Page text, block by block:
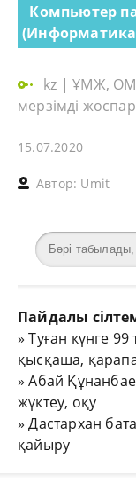
Компьютер
kz |ҰМЖ,
мерзімді жоспар
15.07.2020
Автор: Umit
Пайдалы
»Туған күнге 99
қысқаша,
»Абай
жүктеу, оқу
»Дастархан
қайыру